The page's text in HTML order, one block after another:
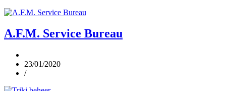
A.F.M. Service Bureau
23/01/2020
/